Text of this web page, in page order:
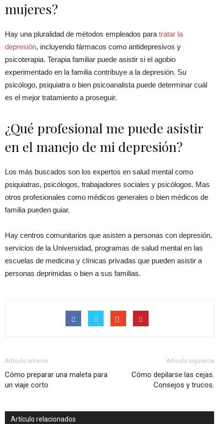
mujeres?
Hay una pluralidad de métodos empleados paratratar la
depresión, incluyendo fármacos como antidepresivos y
psicoterapia. Terapia familiar puede asistir si el agobio
experimentado en la familia contribuye a la depresión. Su
psicólogo, psiquiatra o bien psicoanalista puede determinar cuál
es el mejor tratamiento a proseguir.
¿Qué profesional me puede asistir
en el manejo de mi depresión?
Los más buscados son los expertos en salud mental como
psiquiatras, psicólogos, trabajadores sociales y psicólogos. Mas
otros profesionales como médicos generales o bien médicos de
familia pueden guiar.
Hay centros comunitarios que asisten a personas con depresión,
servicios de la Universidad, programas de salud mental en las
escuelas de medicina y clínicas privadas que pueden asistir a
personas deprimidas o bien a sus familias.
Artículo anterior
Cómo preparar una maleta para
un viaje corto
Artículo siguiente
Cómo depilarse las cejas.
Consejos y trucos.
Artículo relacionados